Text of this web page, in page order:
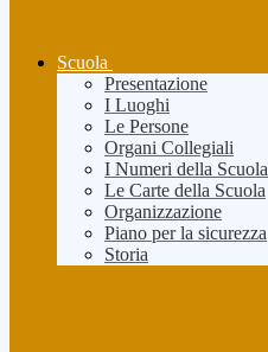
Scuola
Presentazione
I Luoghi
Le Persone
Organi Collegiali
I Numeri della Scuola
Le Carte della Scuola
Organizzazione
Piano per la sicurezza
Storia